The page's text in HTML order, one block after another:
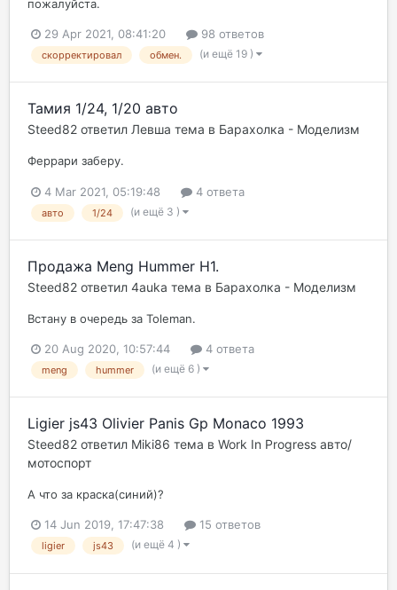
пожалуйста.
29 Apr 2021, 08:41:20 98 ответов
скорректировал обмен. (и ещё 19 )
Тамия 1/24, 1/20 авто
Steed82 ответил Левша тема в Барахолка - Моделизм
Феррари заберу.
4 Mar 2021, 05:19:48 4 ответа
авто 1/24 (и ещё 3 )
Продажа Meng Hummer H1.
Steed82 ответил 4auka тема в Барахолка - Моделизм
Встану в очередь за Toleman.
20 Aug 2020, 10:57:44 4 ответа
meng hummer (и ещё 6 )
Ligier js43 Olivier Panis Gp Monaco 1993
Steed82 ответил Miki86 тема в Work In Progress авто/
мотоспорт
А что за краска(синий)?
14 Jun 2019, 17:47:38 15 ответов
ligier js43 (и ещё 4 )